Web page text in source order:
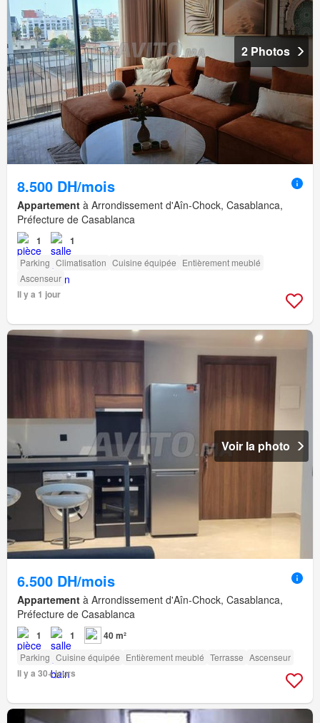
2 Photos
8.500 DH/mois
Appartement à Arrondissement d'Aîn-Chock, Casablanca,
Préfecture de Casablanca
1 1
Parking Climatisation Cuisine équipée Entièrement meublé
Ascenseur
Il y a 1 jour
Voir la photo
6.500 DH/mois
Appartement à Arrondissement d'Aîn-Chock, Casablanca,
Préfecture de Casablanca
1 1 40 m²
Parking Cuisine équipée Entièrement meublé Terrasse Ascenseur
Il y a 30+ jours